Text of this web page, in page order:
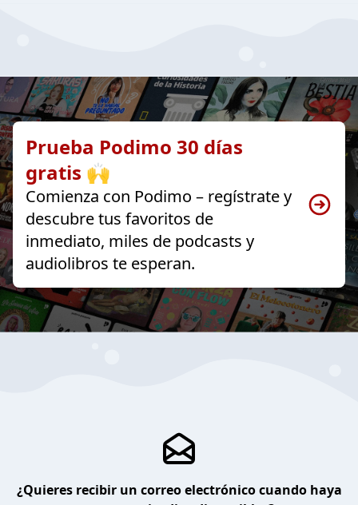
Prueba Podimo 30 días
gratis 🙌
Comienza con Podimo – regístrate y
descubre tus favoritos de
inmediato, miles de podcasts y
audiolibros te esperan.
¿Quieres recibir un correo electrónico cuando haya